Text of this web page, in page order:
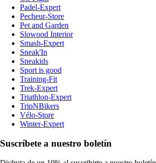
Padel-Expert
Pecheur-Store
Pet and Garden
Slowood Interior
Smash-Expert
Sneak'In
Sneakids
Sport is good
Training-Fit
Trek-Expert
Triathlon-Expert
TripNBikers
Vélo-Store
Winter-Expert
Suscríbete a nuestro boletín